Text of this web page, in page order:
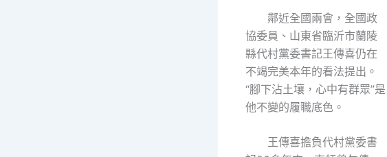
鄰近全國兩會，全國政
協委員、山東省臨沂市蘭陵
縣代村黨委書記王傳喜仍在
不竭完美本年的看法提出。
“腳下沾土壤，心中有群眾”是
他不變的履職底色。
王傳喜擔負代村黨委書